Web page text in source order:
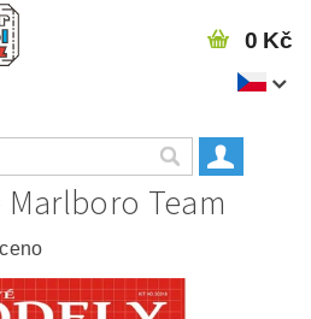
0 Kč
Marlboro Team